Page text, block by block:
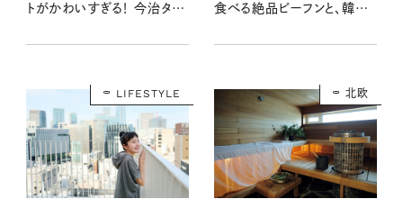
トがかわいすぎる！ 今治タオ
のいい生地で新登場！
食べる絶品ビーフンと、韓国
ナ：清水みさとの食いしんぼ
LIFESTYLE 北欧